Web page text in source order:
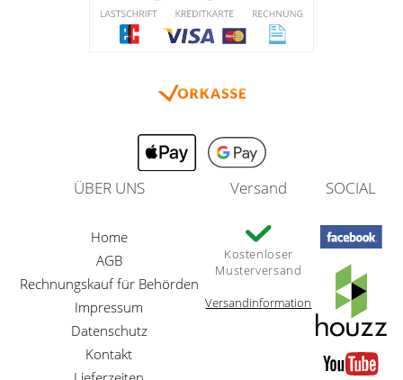
ÜBER UNS
Home
AGB
Rechnungskauf für Behörden
Impressum
Datenschutz
Kontakt
Versand
Kostenloser
Musterversand
Versandinformation
SOCIAL